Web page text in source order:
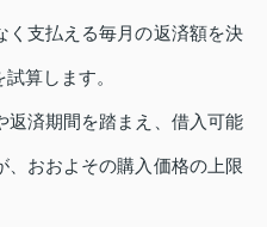
く支払える毎月の返済額を決
算します。
返済期間を踏まえ、借入可能
おおよその購入価格の上限